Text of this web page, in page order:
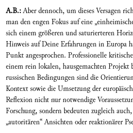
A.B.:Aber dennoch, um dieses Versagen
man den engen Fokus auf eine
sich einem größeren und saturierteren
Hinweis auf Deine Erfahrungen in Europa
Punkt angesprochen. Professionelle
einem rein lokalen, hausgemachten Projekt
russischen Bedingungen sind die
Kontext sowie die Umsetzung der
Reflexion nicht nur notwendige
Forschung, sondern bedeuten zugleich
„autoritären“ Ansichten oder reaktionärer